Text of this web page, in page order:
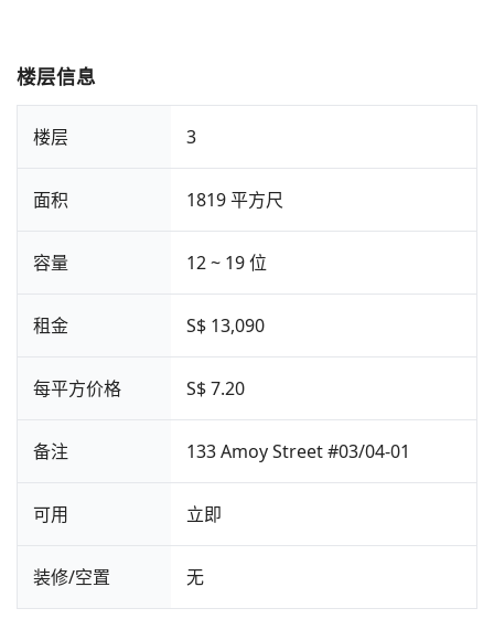
楼层信息
楼层 3
面积 1819 平方尺
容量 12 ~ 19 位
租金 S$ 13,090
每平方价格 S$ 7.20
备注 133 Amoy Street #03/04-01
可用 立即
装修/空置 无